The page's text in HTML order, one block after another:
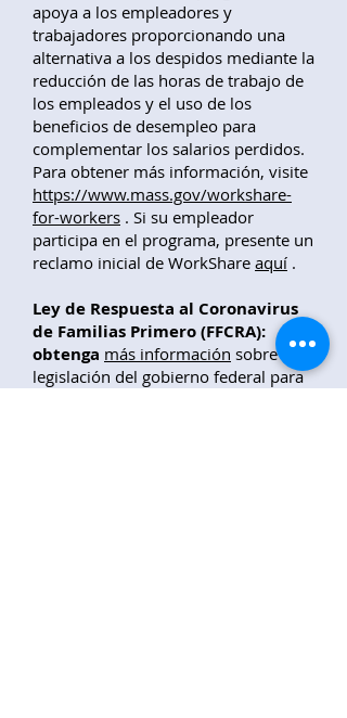
apoya a los empleadores y
trabajadores proporcionando una
alternativa a los despidos mediante la
reducción de las horas de trabajo de
los empleados y el uso de los
beneficios de desempleo para
complementar los salarios perdidos.
Para obtener más información, visite
https://www.mass.gov/workshare-
for-workers . Si su empleador
participa en el programa, presente un
reclamo inicial de WorkShare aquí .
Ley de Respuesta al Coronavirus
de Familias Primero (FFCRA):
obtenga más información sobre la
legislación del gobierno federal para